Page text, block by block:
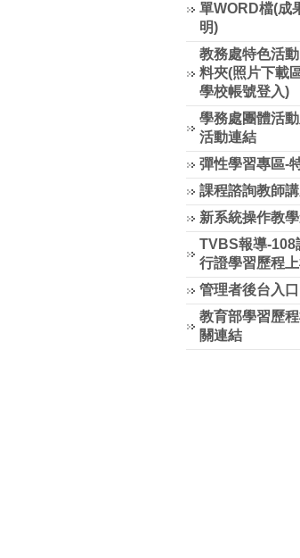
單WORD檔(成
明)
教務處特色活
料夾(照片下載
學校帳號登入)
學務處團體活
活動連結
彈性學習專區-
課程諮詢教師
新系統操作教
TVBS報導-108
行證學習歷程
管理者後台入口
教育部學習歷
關連結